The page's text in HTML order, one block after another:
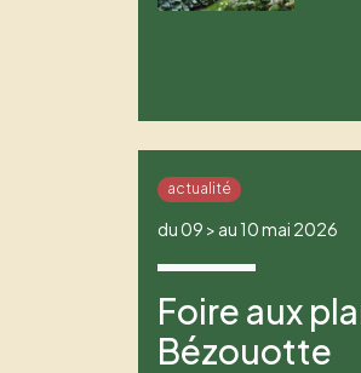
actualité
du 09 > au 10 mai 2026
Foire aux
Bézouotte